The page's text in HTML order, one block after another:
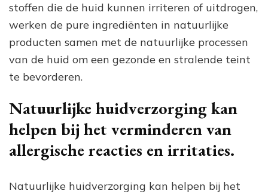
stoffen die de huid kunnen irriteren of uitdrogen,
werken de pure ingrediënten in natuurlijke
producten samen met de natuurlijke processen
van de huid om een gezonde en stralende teint
te bevorderen.
Natuurlijke huidverzorging kan
helpen bij het verminderen van
allergische reacties en irritaties.
Natuurlijke huidverzorging kan helpen bij het